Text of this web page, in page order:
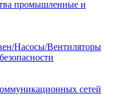
промышленные и
Насосы/Вентиляторы
сетей